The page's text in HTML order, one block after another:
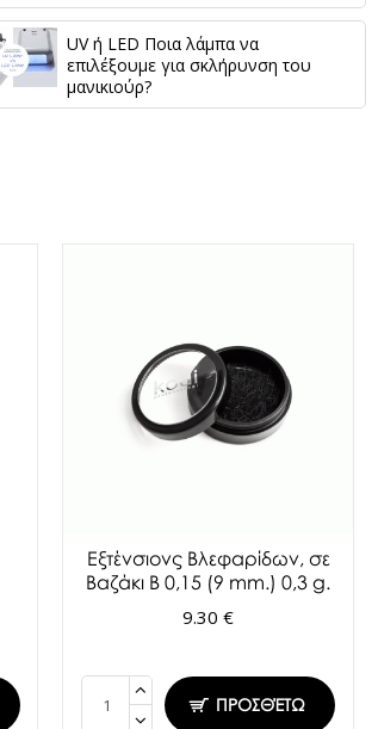
UV ή LED Ποια λάμπα να
επιλέξουμε για σκλήρυνση του
μανικιούρ?
Εξτένσιονς Βλεφαρίδων, σε
Βαζάκι Β 0,15 (9 mm.) 0,3 g.
9.30 €
ΠΡΟΣΘΈΤΩ